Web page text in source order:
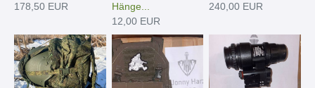
178,50 EUR
Hänge­...
12,00 EUR
240,00 EUR